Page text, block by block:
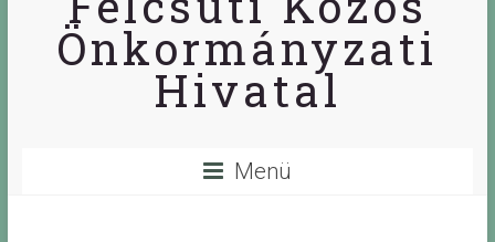
Önkormányzati
Hivatal
Menü